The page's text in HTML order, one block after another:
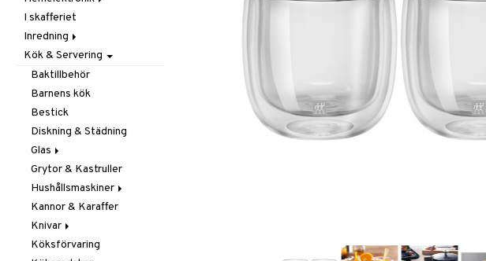
Barnrumsförvaring
Barnrumstextilier
Bordslampor
Taklampor
LED-ljus
Ljuslyktor & Ljusstakar
Utomhusbelysning
Hyllor
Småförvaring
Småförvaring & Korgar
Väskor
Ljud
I skafferiet
Inredning
Dekoration
Böcker
Figurer & Skulpturer
Klockor
Krukor
Metal Art
Väggdekorationer
Vaser
Doftljus & Doftspridare
Förvaring & Hyllor
Hängare & Krokar
Hyllor
Småförvaring & Korgar
Juldekoration
Ljuslyktor & Ljusstakar
Småmöbler
Kök & Servering
Baktillbehör
Barnens kök
Bestick
Diskning & Städning
Glas
Champagneglas
Dricksglas
Drink- & Cocktailglas
Ölglas
Snaps- & Avecglas
Grytor & Kastruller
Hushållsmaskiner
Brödrostar
Kaffe, Te & Espresso
Mixer & Elvispar
Kannor & Karaffer
Knivar
Brödknivar
Köksförvaring